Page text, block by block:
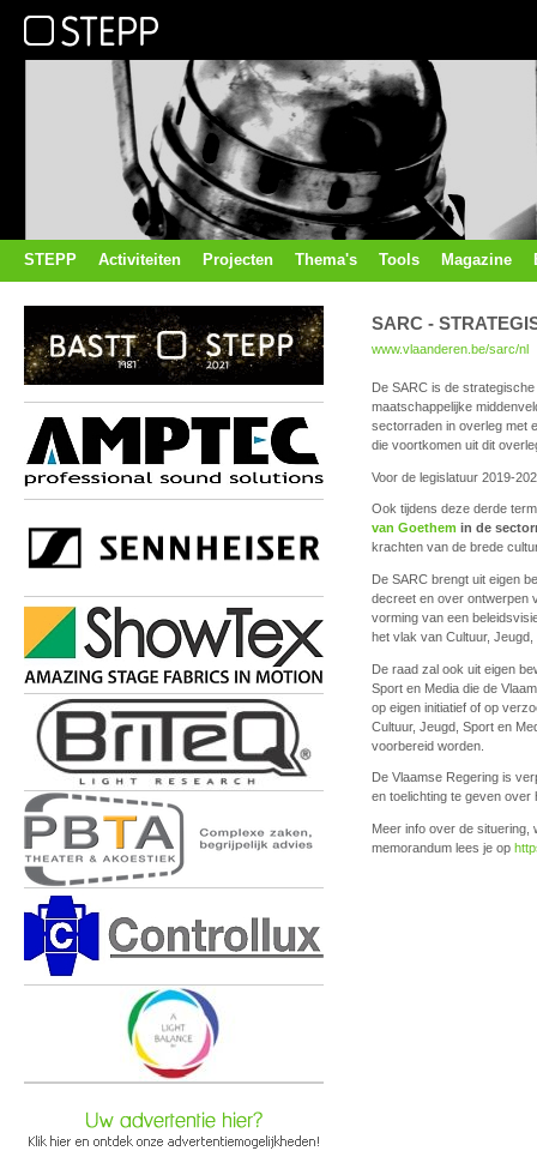
STEPP Activiteiten Projecten Thema's Tools Magazine
SARC -
www.vlaanderen.be/sarc/nl
De SARC is de
maatschappelijke
sectorraden in overleg met
die voortkomen uit dit
Voor de legislatuur 2019-
Ook tijdens deze derde
van Goethem in de
krachten van de brede
De SARC brengt uit eigen
decreet en over ontwerpen
vorming van een
het vlak van Cultuur,
De raad zal ook uit eigen
Sport en Media die de
op eigen initiatief of op
Cultuur, Jeugd, Sport en
voorbereid worden.
De Vlaamse Regering is
en toelichting te geven
Meer info over de situering,
memorandum lees je op